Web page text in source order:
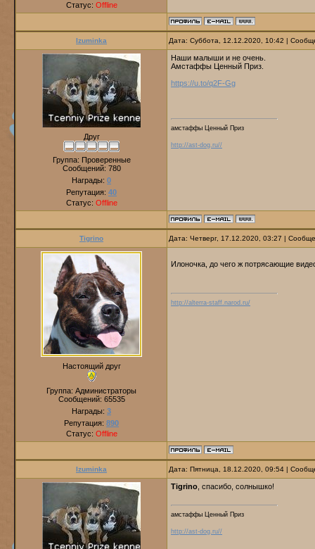
Статус: Offline
Izuminka Дата: Суббота, 12.12.2020, 10:42 |
Друг
Группа: Проверенные
Сообщений: 780
Награды: 0
Репутация: 40
Статус: Offline
Наши малыши и не очень.
Амстаффы Ценный Приз.
https://u.to/q2F-Gg
амстаффы Ценный Приз
http://ast-dog.ru//
Tigrino Дата: Четверг, 17.12.2020, 03:27 |
Настоящий друг
Группа: Администраторы
Сообщений: 65535
Награды: 3
Репутация: 890
Статус: Offline
Илоночка, до чего ж потрясающие
http://alterra-staff.narod.ru/
Izuminka Дата: Пятница, 18.12.2020, 09:54 |
Tigrino , спасибо, солнышко!
амстаффы Ценный Приз
http://ast-dog.ru//